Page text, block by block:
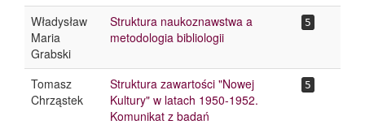
Władysław
Maria
Grabski
Struktura naukoznawstwa a
metodologia bibliologii
5
Tomasz
Chrząstek
Struktura zawartości "Nowej
Kultury" w latach 1950-1952.
Komunikat z badań
5